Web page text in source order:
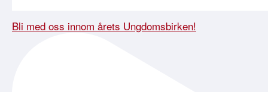
Bli med oss innom årets Ungdomsbirken!